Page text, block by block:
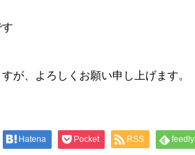
が、よろしくお願い申し上げます。
Hatena Pocket RSS feedly